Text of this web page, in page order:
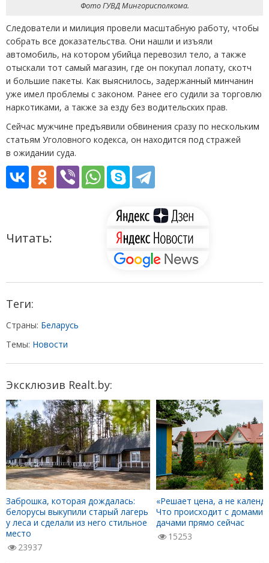
Фото ГУВД Мингорисполкома.
Следователи и милиция провели масштабную работу, чтобы
собрать все доказательства. Они нашли и изъяли
автомобиль, на котором убийца перевозил тело, а также
отыскали тот самый магазин, где он покупал лопату, скотч
и большие пакеты. Как выяснилось, задержанный минчанин
уже имел проблемы с законом. Ранее его судили за торговлю
наркотиками, а также за езду без водительских прав.
Сейчас мужчине предъявили обвинения сразу по нескольким
статьям Уголовного кодекса, он находится под стражей
в ожидании суда.
Читать:
Теги:
Страны: Беларусь
Темы: Новости
Эксклюзив Realt.by:
Заброшка, которая дождалась:
белорусы выкупили старый лагерь
у леса и сделали из него стильное
место
23937
«Решает цена, а не
Что происходит с домами
дачами прямо сейчас
15253